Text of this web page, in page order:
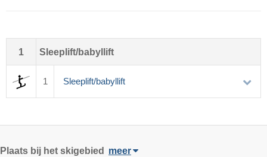
1 Sleeplift/babyllift
1 Sleeplift/babyllift
Plaats bij het skigebied meer